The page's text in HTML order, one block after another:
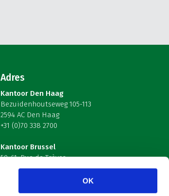
OK
Adres
Kantoor Den Haag
Bezuidenhoutseweg 105-113
2594 AC Den Haag
+31 (0)70 338 2700
Kantoor Brussel
59-61, Rue de Trèves
B-1040 Brussel – België
Volg ons